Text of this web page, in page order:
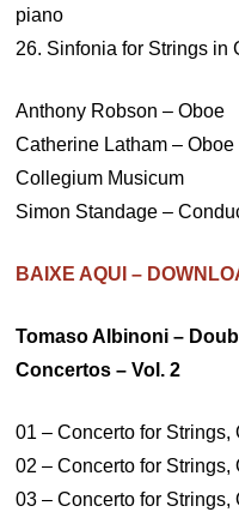
piano
26. Sinfonia for Strings in
Anthony Robson – Oboe
Catherine Latham – Oboe
Collegium Musicum
Simon Standage –
BAIXE AQUI –
Tomaso Albinoni –
Concertos – Vol. 2
01 – Concerto for Strings,
02 – Concerto for Strings,
03 – Concerto for Strings,